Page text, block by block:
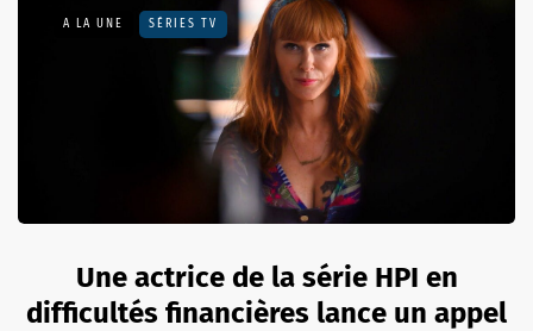
A LA UNE SÉRIES TV
Une actrice de la série HPI en
difficultés financières lance un appel